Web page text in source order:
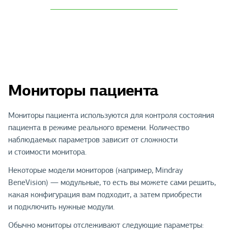
Мониторы пациента
Мониторы пациента используются для контроля состояния
пациента в режиме реального времени. Количество
наблюдаемых параметров зависит от сложности
и стоимости монитора.
Некоторые модели мониторов (например, Mindray
BeneVision) — модульные, то есть вы можете сами решить,
какая конфигурация вам подходит, а затем приобрести
и подключить нужные модули.
Обычно мониторы отслеживают следующие параметры: